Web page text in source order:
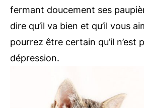
fermant doucement ses
dire qu’il va bien et qu’il vous
pourrez être certain qu’il n’est
dépression.